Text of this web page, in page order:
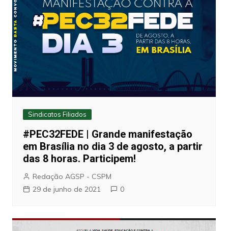
Sindicatos Filiados
#PEC32FEDE | Grande manifestação
em Brasília no dia 3 de agosto, a partir
das 8 horas. Participem!
Redação AGSP - CSPM
29 de junho de 2021
0